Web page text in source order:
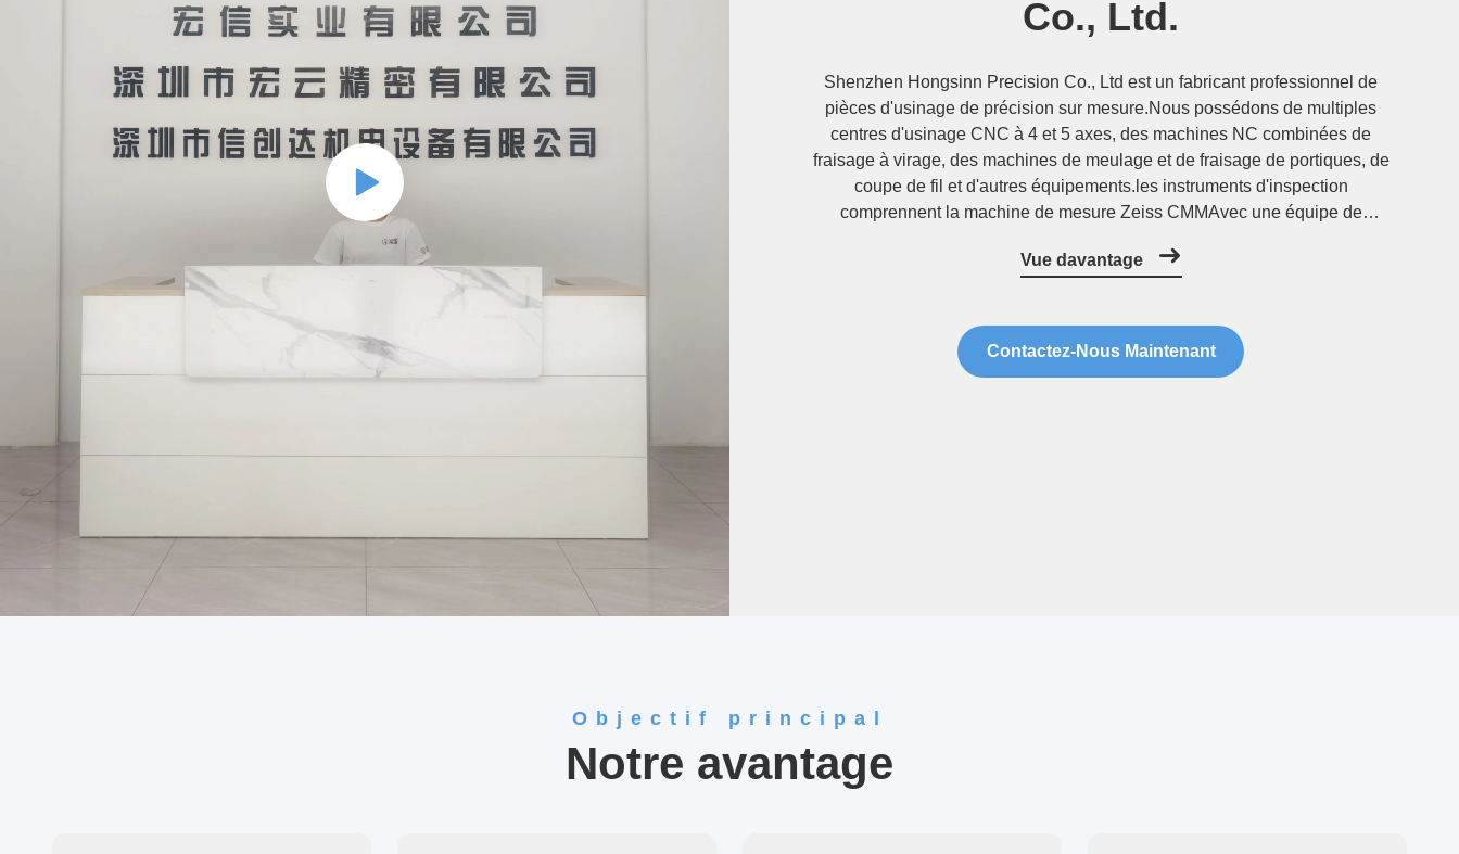
Co., Ltd.
Shenzhen Hongsinn Precision Co., Ltd est un fabricant professionnel de
pièces d'usinage de précision sur mesure.Nous possédons de multiples
centres d'usinage CNC à 4 et 5 axes, des machines NC combinées de
fraisage à virage, des machines de meulage et de fraisage de portiques, de
coupe de fil et d'autres équipements.les instruments d'inspection
comprennent la machine de mesure Zeiss CMMAvec une équipe de
fabrication et de contrôle de qualité très passionnée,Nous pouvons traiter
toutes sortes de ...
Vue davantage
Contactez-Nous Maintenant
Objectif principal
Notre avantage